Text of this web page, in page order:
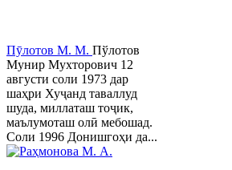
Пӯлотов М. М. Пўлотов
Мунир Мухторович 12
августи соли 1973 дар
шаҳри Хуҷанд таваллуд
шуда, миллаташ тоҷик,
маълумоташ олӣ мебошад.
Соли 1996 Донишгоҳи да...